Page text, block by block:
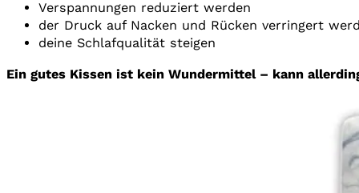
Verspannungen reduziert werden
der Druck auf Nacken und Rücken verringert
deine Schlafqualität steigen
Ein gutes Kissen ist kein Wundermittel – kann